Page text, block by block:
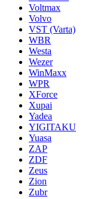
Voltmax
Volvo
VST (Varta)
WBR
Westa
Wezer
WinMaxx
WPR
XForce
Xupai
Yadea
YIGITAKU
Yuasa
ZAP
ZDF
Zeus
Zion
Zubr